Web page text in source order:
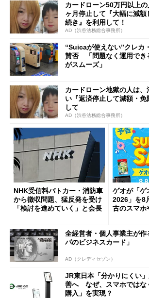
開催
カードローン50万円以上
ヶ月停止して『大幅に減
続き』を利用して！
AD（渋谷法務総合事務所）
“Suicaが使えない”クレカ
賛否 「問題なく運用でき
がスムーズ」
カードローン地獄の人は
い『返済停止して減額・
して
AD（渋谷法務総合事務所）
NHK受信料パトカー・消防車
から徴収問題、猛反発を受け
「検討を進めていく」と会長
ゲオが「ゲ
2026」を8
古のスマホ
全経営者・個人事業主が作
パのビジネスカード」
AD（クレディセゾン）
JR東日本「分かりにくい
善へ なぜ、スマホではな
購入」を実現？